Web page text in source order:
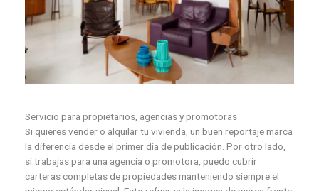
Servicio para propietarios, agencias y promotoras
Si quieres vender o alquilar tu vivienda, un buen reportaje marca
la diferencia desde el primer día de publicación. Por otro lado,
si trabajas para una agencia o promotora, puedo cubrir
carteras completas de propiedades manteniendo siempre el